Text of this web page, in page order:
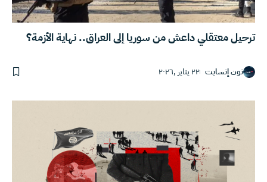
ترحيل معتقلي داعش من سوريا إلى العراق.. نهاية الأزمة؟
نون إنسايت ٢٢ يناير ,٢٠٢٦